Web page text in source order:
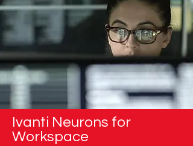
Ivanti Neurons for
Workspace